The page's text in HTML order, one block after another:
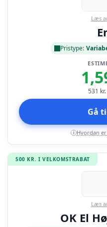
Læs
Pristype:
531
Gå
i Hvordan
500 KR. I VELKOMSTRABAT
Læs
OK El